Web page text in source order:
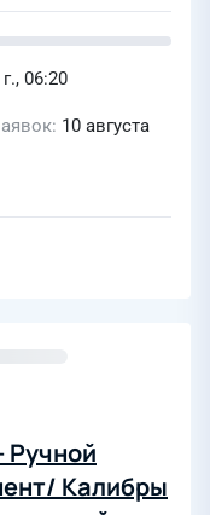
06:20
10 августа
Ручной
Калибры